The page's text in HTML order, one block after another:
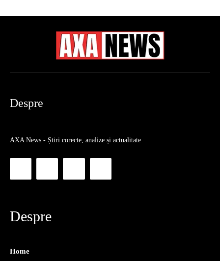
Despre
AXA News - Știri corecte, analize și actualitate
Despre
Home